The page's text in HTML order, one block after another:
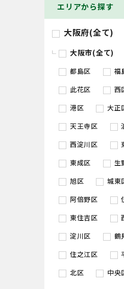
エリアから探す
大阪府(全て)
大阪市(全て)
都島区
福
此花区
西
港区
大正
天王寺区
西淀川区
東成区
生
旭区
城東
阿倍野区
東住吉区
淀川区
鶴
住之江区
北区
中央